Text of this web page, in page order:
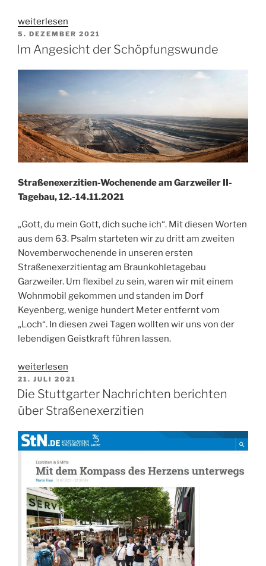
„+
Christian
Herwartz
weiterlesen
VERÖFFENTLICHT
AM
5. DEZEMBER 2021
Im Angesicht der Schöpfungswunde
Straßenexerzitien-Wochenende am Garzweiler II-
Tagebau, 12.-14.11.2021
„Gott, du mein Gott, dich suche ich“. Mit diesen Worten
aus dem 63. Psalm starteten wir zu dritt am zweiten
Novemberwochenende in unseren ersten
Straßenexerzitientag am Braunkohletagebau
Garzweiler. Um flexibel zu sein, waren wir mit einem
Wohnmobil gekommen und standen im Dorf
Keyenberg, wenige hundert Meter entfernt vom
„Loch“. In diesen zwei Tagen wollten wir uns von der
lebendigen Geistkraft führen lassen.
„Im
Angesicht
der
Schöpfungswunde“
weiterlesen
VERÖFFENTLICHT
AM
21. JULI 2021
Die Stuttgarter Nachrichten berichten
über Straßenexerzitien